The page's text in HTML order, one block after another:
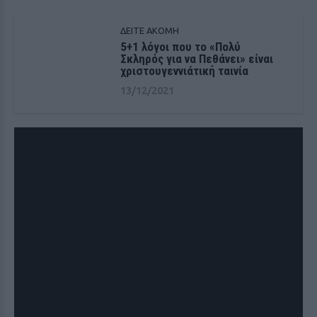
ΔΕΙΤΕ ΑΚΟΜΗ
5+1 λόγοι που το «Πολύ
Σκληρός για να Πεθάνει» είναι
χριστουγεννιάτική ταινία
13/12/2021